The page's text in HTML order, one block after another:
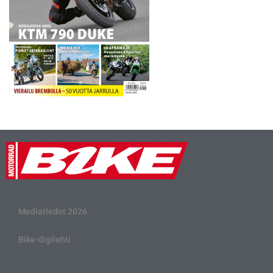
Mediatiedot 2026
Bike-digilehti